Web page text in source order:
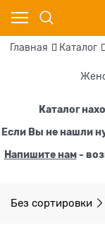
Главная Каталог
Каталог
Если Вы не нашли
Напишите нам-
Без сортировки